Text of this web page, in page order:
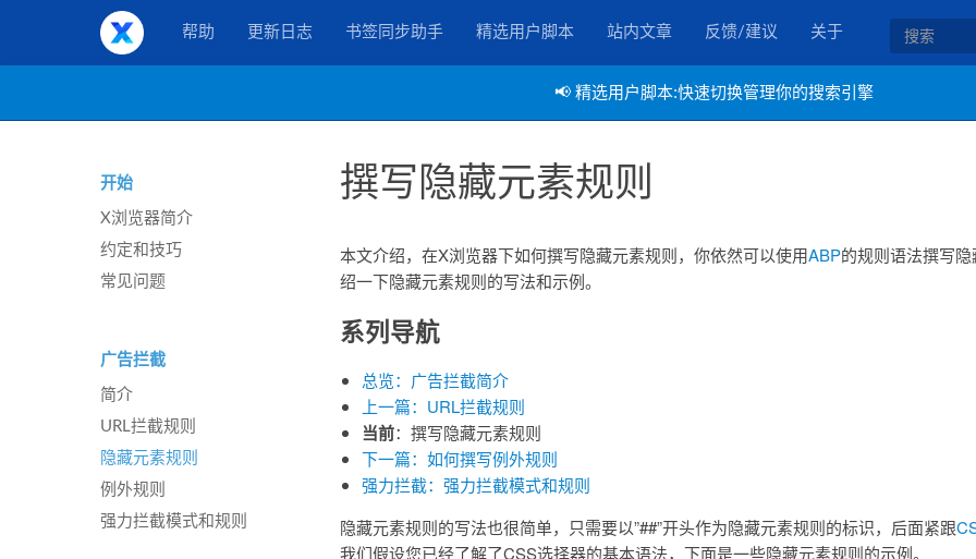
X浏览器
帮助 更新日志 书签同步助手 精选用户脚本 站内文章 反馈/建议 关于
📢 精选用户脚本:快速切换管理你的搜索引擎
撰写隐藏元素规则
本文介绍，在X浏览器下如何撰写隐藏元素规则，你依然可以使用ABP的规则语法撰写
绍一下隐藏元素规则的写法和示例。
系列导航
总览：广告拦截简介
上一篇：URL拦截规则
当前：撰写隐藏元素规则
下一篇：如何撰写例外规则
强力拦截：强力拦截模式和规则
隐藏元素规则的写法也很简单，只需要以”##”开头作为隐藏元素规则的标识，后面紧跟
我们假设您已经了解了CSS选择器的基本语法，下面是一些隐藏元素规则的示例。
开始
X浏览器简介
约定和技巧
常见问题
广告拦截
简介
URL拦截规则
隐藏元素规则
例外规则
强力拦截模式和规则